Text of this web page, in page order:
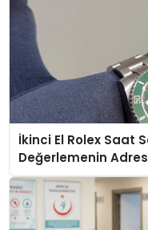
İkinci El Rolex Saat
Değerlemenin